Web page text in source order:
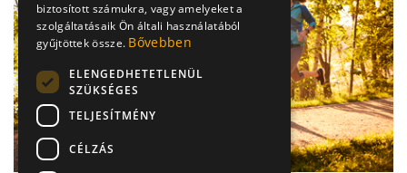
biztosított számukra, vagy amelyeket a
szolgáltatásaik Ön általi használatából
gyűjtöttek össze. Bővebben
ELENGEDHETETLENÜL
SZÜKSÉGES
TELJESÍTMÉNY
CÉLZÁS